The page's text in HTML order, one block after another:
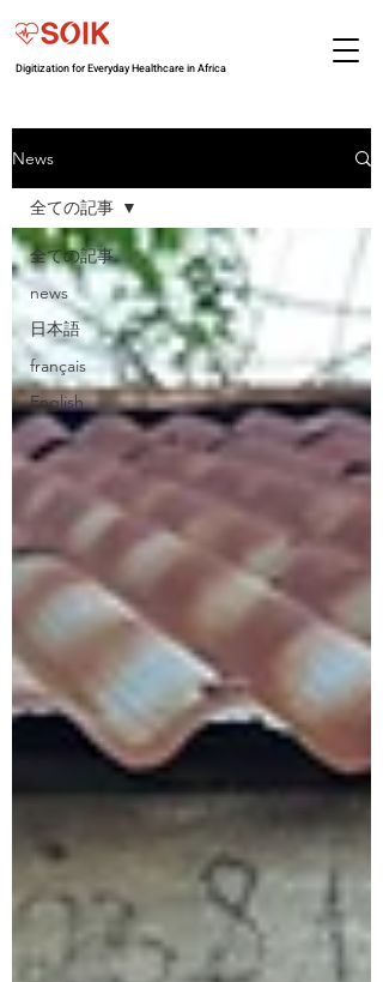
Digitization for Everyday Healthcare in Africa
News
全ての記事
news
日本語
français
English
全ての記事